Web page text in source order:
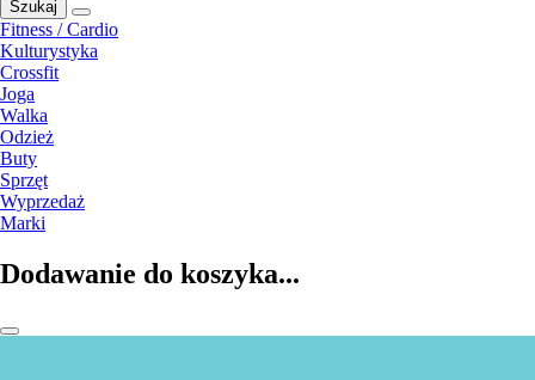
Szukaj
Fitness / Cardio
Kulturystyka
Crossfit
Joga
Walka
Odzież
Buty
Sprzęt
Wyprzedaż
Marki
Dodawanie do koszyka...